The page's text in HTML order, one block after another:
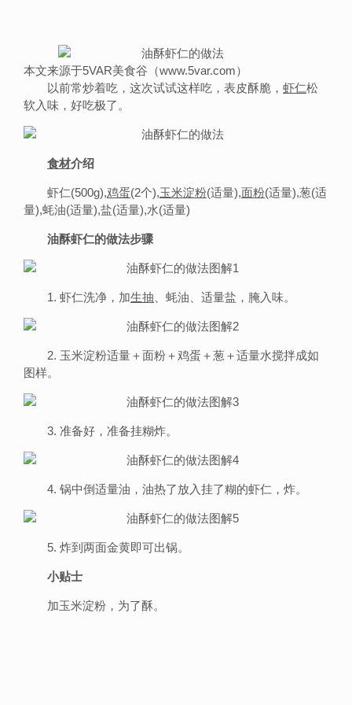
本文来源于5VAR美食谷（www.5var.com）
以前常炒着吃，这次试试这样吃，表皮酥脆， 虾仁松
软入味，好吃极了。
食材介绍
虾仁(500g),鸡蛋(2个),玉米淀粉(适量),面粉(适量),葱(适
量),蚝油(适量),盐(适量),水(适量)
油酥虾仁的做法步骤
1. 虾仁洗净，加生抽 、蚝油、适量盐，腌入味。
2. 玉米淀粉适量＋面粉＋鸡蛋＋葱＋适量水搅拌成如
图样。
3. 准备好，准备挂糊炸。
4. 锅中倒适量油，油热了放入挂了糊的虾仁，炸。
5. 炸到两面金黄即可出锅。
小贴士
加玉米淀粉，为了酥。